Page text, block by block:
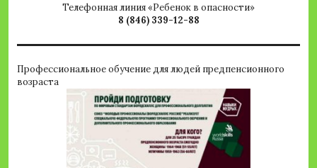
Телефонная линия «Ребенок в опасности»
8 (846) 339-12-88
Профессиональное обучение для людей предпенсионного
возраста